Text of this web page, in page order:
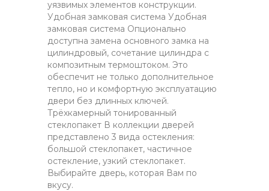
уязвимых элементов конструкции.
Удобная замковая система Удобная
замковая система Опционально
доступна замена основного замка на
цилиндровый, сочетание цилиндра с
композитным термоштоком. Это
обеспечит не только дополнительное
тепло, но и комфортную эксплуатацию
двери без длинных ключей.
Трёхкамерный тонированный
стеклопакет В коллекции дверей
представлено 3 вида остекления:
большой стеклопакет, частичное
остекление, узкий стеклопакет.
Выбирайте дверь, которая Вам по
вкусу.